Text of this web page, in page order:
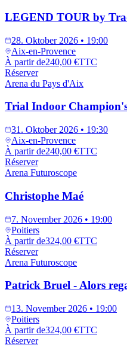
LEGEND TOUR by
28. Oktober 2026 • 19:00
Aix-en-Provence
À partir de240,00 €TTC
Réserver
Arena du Pays d'Aix
Trial Indoor
31. Oktober 2026 • 19:30
Aix-en-Provence
À partir de240,00 €TTC
Réserver
Arena Futuroscope
Christophe Maé
7. November 2026 • 19:00
Poitiers
À partir de324,00 €TTC
Réserver
Arena Futuroscope
Patrick Bruel - Alors
13. November 2026 • 19:00
Poitiers
À partir de324,00 €TTC
Réserver